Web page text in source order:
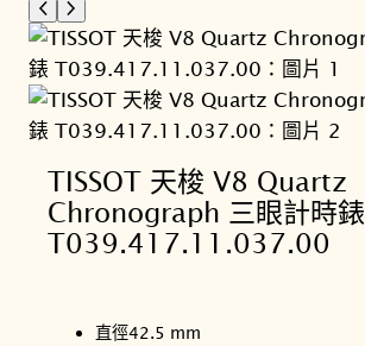
TISSOT 天梭 V8 Quartz
Chronograph 三眼計時錶
T039.417.11.037.00
直徑42.5 mm